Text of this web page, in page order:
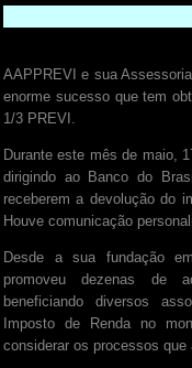
AAPPREVI e sua
enorme sucesso que tem
1/3 PREVI.
Durante este mês de maio,
dirigindo ao Banco do
receberem a devolução do
Houve comunicação
Desde a sua fundação
promoveu dezenas de
beneficiando diversos
Imposto de Renda no
considerar os processos que